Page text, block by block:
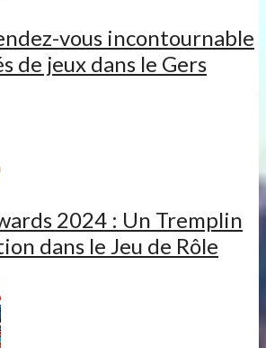
vous incontournable
de jeux dans le Gers
2024 : Un Tremplin
dans le Jeu de Rôle